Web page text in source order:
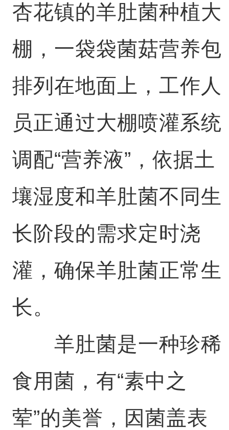
杏花镇的羊肚菌种植大
棚，一袋袋菌菇营养包
排列在地面上，工作人
员正通过大棚喷灌系统
调配“营养液”，依据土
壤湿度和羊肚菌不同生
长阶段的需求定时浇
灌，确保羊肚菌正常生
长。
羊肚菌是一种珍稀
食用菌，有“素中之
荤”的美誉，因菌盖表